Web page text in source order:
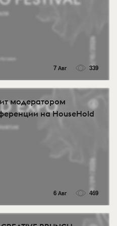
7 Авг 339
модератором
на HouseHold
6 Авг 469